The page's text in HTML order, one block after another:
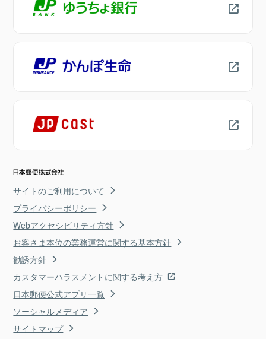
サイトのご利用について
プライバシーポリシー
Webアクセシビリティ方針
お客さま本位の業務運営に関する基本方針
勧誘方針
カスタマーハラスメントに関する考え方
日本郵便公式アプリ一覧
ソーシャルメディア
サイトマップ